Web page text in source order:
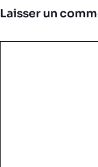
Laisser un